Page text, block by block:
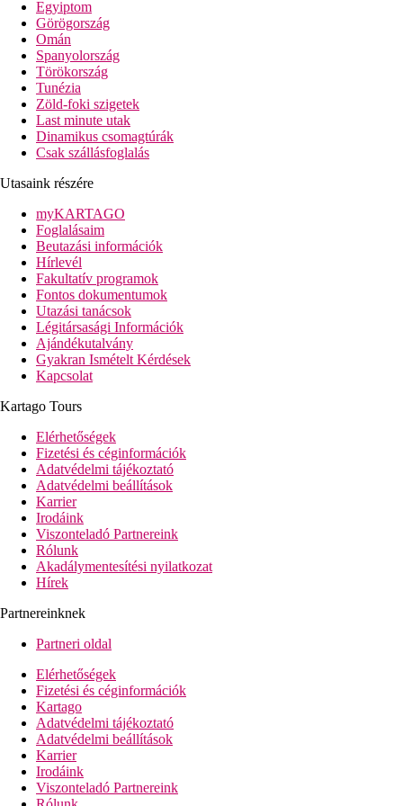
Tengerparti nyaralás
Képgaléria
Egyiptom
Görögország
Omán
Spanyolország
Törökország
Tunézia
Zöld-foki szigetek
Last minute utak
Dinamikus csomagtúrák
Csak szállásfoglalás
Utasaink részére
myKARTAGO
Foglalásaim
Beutazási információk
Hírlevél
Fakultatív programok
Fontos dokumentumok
Utazási tanácsok
Légitársasági Információk
Ajándékutalvány
Gyakran Ismételt Kérdések
Kapcsolat
Kartago Tours
Elérhetőségek
Fizetési és céginformációk
Adatvédelmi tájékoztató
Adatvédelmi beállítások
Karrier
Irodáink
Viszonteladó Partnereink
Rólunk
Akadálymentesítési nyilatkozat
Hírek
Partnereinknek
Partneri oldal
Elérhetőségek
Fizetési és céginformációk
Kartago
Adatvédelmi tájékoztató
Adatvédelmi beállítások
Karrier
Irodáink
Viszonteladó Partnereink